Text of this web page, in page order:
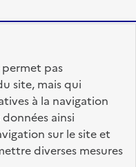
pas
site, mais qui
à la navigation
ainsi
sur le site et
diverses mesures